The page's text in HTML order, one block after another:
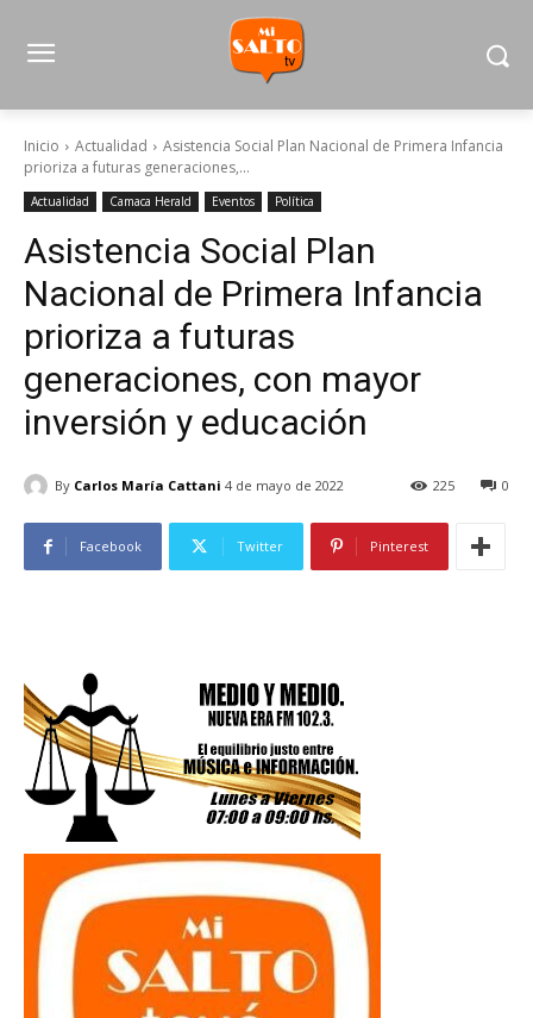
Inicio Actualidad
Asistencia Social Plan Nacional de Primera Infancia
prioriza a futuras generaciones,...
Actualidad Camaca Herald Eventos Política
Asistencia Social Plan
Nacional de Primera Infancia
prioriza a futuras
generaciones, con mayor
inversión y educación
By Carlos María Cattani 4 de mayo de 2022 0
225
Facebook Twitter Pinterest